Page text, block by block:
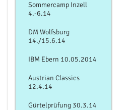
Sommercamp Inzell
4.-6.14
DM Wolfsburg
14./15.6.14
IBM Ebern 10.05.2014
Austrian Classics
12.4.14
Gürtelprüfung 30.3.14